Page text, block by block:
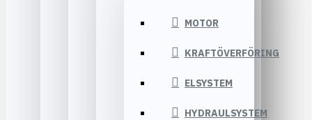
MOTOR
KRAFTÖVERFÖRING
ELSYSTEM
HYDRAULSYSTEM